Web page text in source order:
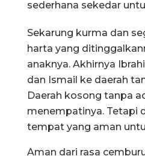
sederhana sekedar
Sekarung kurma dan
harta yang
anaknya. Akhirnya
dan Ismail ke daerah
Daerah kosong tanpa
menempatinya. Tetapi
tempat yang aman
Aman dari rasa